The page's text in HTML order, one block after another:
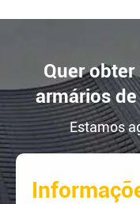
Quer
armários
Estamos